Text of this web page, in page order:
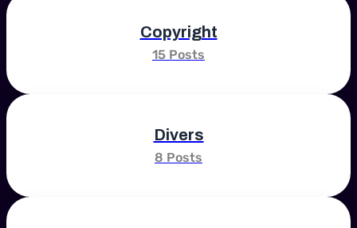
Copyright
15 Posts
Divers
8 Posts